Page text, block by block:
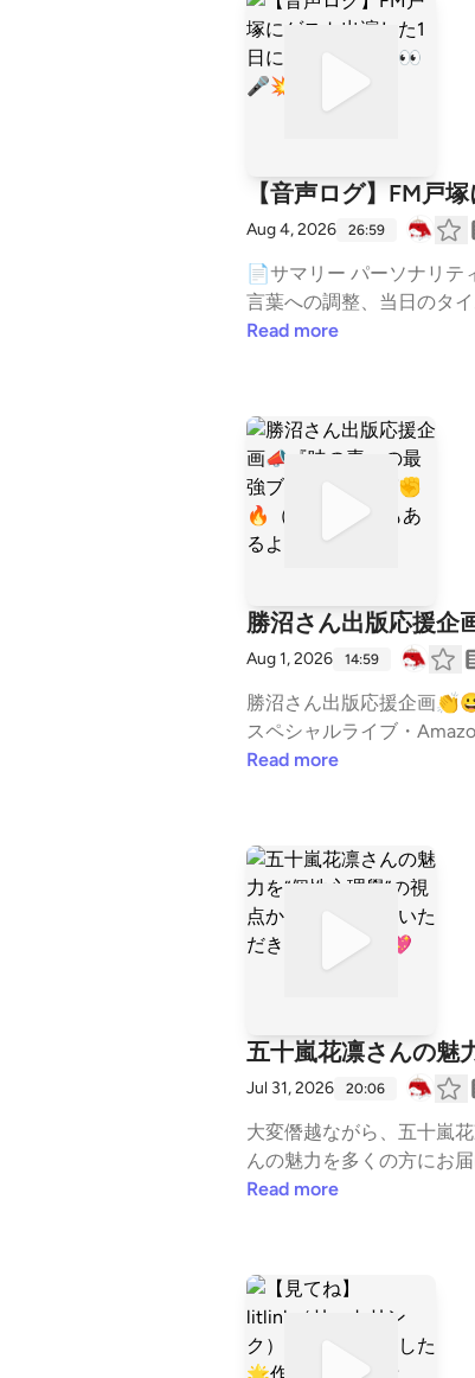
【音声ログ】FM戸
Aug 4, 2026 26:59
📄サマリー パーソナリテ
言葉への調整、当日のタ
は、両親との交流や、愛犬との時
୨୧ 🎧関連放送① 夢の実現まであと少し🎋😳✨エフエム戸塚に応募→面談へ進みました🥹✨ https://stand.fm/episodes/6a16cfa
db20c34ca3ce01574 🎧関連放送② ㊗️FM戸塚（ラジオ）に出演決定😳🎊😆結局は、行動あるのみ！先方のニーズに命中🎯🐶
https://stand.fm/episodes/6a26b9e5ce853898bf224440
📻7/23(木)14:35頃⏰ https://stand.fm/
m） https://www.instagram.com/inu.no.kosei
理學 #占い #勉強法
06ca8b1460b1
Read more
勝沼さん出版応援企
Aug 1, 2026 14:59
勝沼さん出版応援企画👏😀📖🎊 ⏰タイムスタンプ 00:00 勝沼さんの出版応援企画＆8月20日発売の
スペシャルライブ・
方」 04:15 朝活コミュニ
あり、人生の大先輩でもある 元味の素知的
ィングの作り方」をテーマに お届けします✨ 勝沼さんは、8月20日に『
で 離さない知財戦略』を出版予定！📖 それに先立ち、本日10:00〜11:00に Amazon予
ライブでは ✔️ なぜ味の素は長年愛される ブランドになったのか？ ✔️ 「1番」ではなくても選ばれ続ける ブランド戦略
とは？ ✔️ 個人の発信や個人ビジネスにも
ね・コメント・レター送
Read more
五十嵐花凛さんの魅
Jul 31, 2026 20:06
大変僭越ながら、五十嵐
んの魅力を多くの方にお届けできましたら幸いです！ ▶︎ 五十
2d0d8c502c4 ▶︎ 8/1から始まる、花凛さんの「人生最適化」メルマガ💌 すでにお申込みが100名超のようです😚👑（無料） htt
表面・意思・希望）
成（こじかのエンジン・
性の絶妙なバランス
きっかけ（会社員出身の
Read more